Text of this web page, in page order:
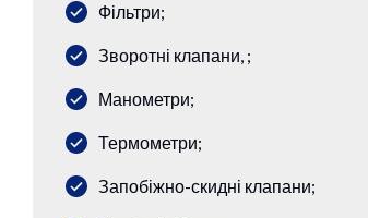
Фільтри;
Зворотні клапани, ;
Манометри;
Термометри;
Запобіжно-скидні клапани;